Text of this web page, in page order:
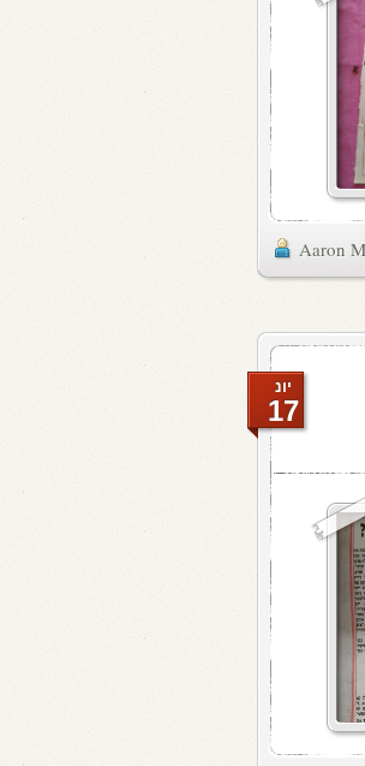
Aaron
יונ
17